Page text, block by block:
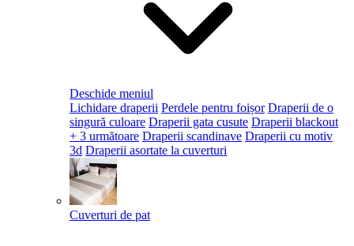
Deschide meniul
Lichidare draperii Perdele pentru foișor Draperii de o
singură culoare Draperii gata cusute Draperii blackout
+ 3 următoare Draperii scandinave Draperii cu motiv
3d Draperii asortate la cuverturi
Cuverturi de pat